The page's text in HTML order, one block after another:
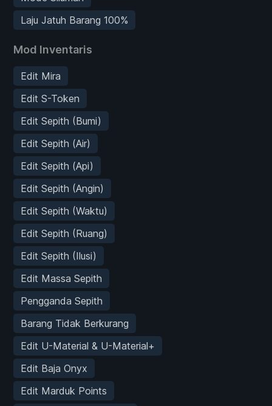
Laju Jatuh Barang 100%
Mod Inventaris
Edit Mira
Edit S-Token
Edit Sepith (Bumi)
Edit Sepith (Air)
Edit Sepith (Api)
Edit Sepith (Angin)
Edit Sepith (Waktu)
Edit Sepith (Ruang)
Edit Sepith (Ilusi)
Edit Massa Sepith
Pengganda Sepith
Barang Tidak Berkurang
Edit U-Material & U-Material+
Edit Baja Onyx
Edit Marduk Points